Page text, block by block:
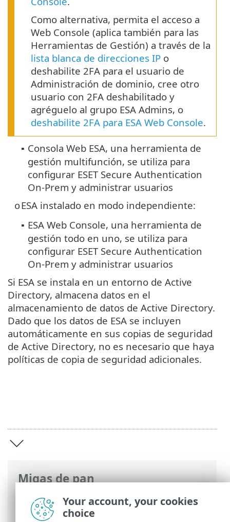
Migas de pan
Ayuda en línea de ESET> ESET Secure
Authentication On-Prem
>
Como alternativa, permita el acceso a
Web Console (aplica también para las
Herramientas de Gestión) a través de la
lista blanca de direcciones IP o
deshabilite 2FA para el usuario de
Administración de dominio, cree otro
usuario con 2FA deshabilitado y
agréguelo al grupo ESA Admins, o
deshabilite 2FA para ESA Web Console.
▪ Consola Web ESA, una herramienta de
gestión multifunción, se utiliza para
configurar ESET Secure Authentication
On-Prem y administrar usuarios
oESA instalado en modo independiente:
▪ ESA Web Console, una herramienta de
gestión todo en uno, se utiliza para
configurar ESET Secure Authentication
On-Prem y administrar usuarios
Si ESA se instala en un entorno de Active
Directory, almacena datos en el
almacenamiento de datos de Active Directory.
Dado que los datos de ESA se incluyen
automáticamente en sus copias de seguridad
de Active Directory, no es necesario que haya
políticas de copia de seguridad adicionales.
Your account, your cookies
choice